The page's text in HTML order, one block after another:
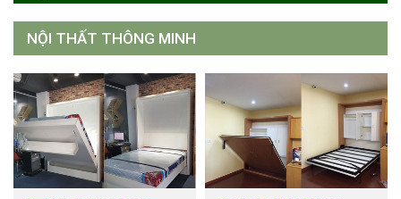
NỘI THẤT THÔNG MINH